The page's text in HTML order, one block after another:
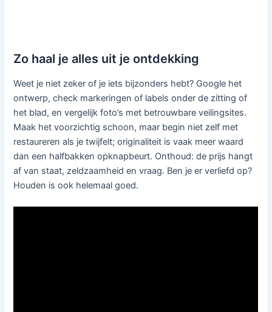
Zo haal je alles uit je ontdekking
Weet je niet zeker of je iets bijzonders hebt? Google het
ontwerp, check markeringen of labels onder de zitting of
het blad, en vergelijk foto’s met betrouwbare veilingsites.
Maak het voorzichtig schoon, maar begin niet zelf met
restaureren als je twijfelt; originaliteit is vaak meer waard
dan een halfbakken opknapbeurt. Onthoud: de prijs hangt
af van staat, zeldzaamheid en vraag. Ben je er verliefd op?
Houden is ook helemaal goed.